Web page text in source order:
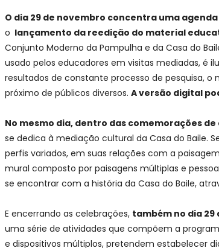
O dia 29 de novembro concentra uma
o lançamento da reedição do material
Conjunto Moderno da Pampulha e da Casa do
usado pelos educadores em visitas mediadas, é
resultados de constante processo de pesquisa,
próximo de públicos diversos. A versão digital
No mesmo dia, dentro das comemorações
se dedica à mediação cultural da Casa do Baile.
perfis variados, em suas relações com a
mural composto por paisagens múltiplas e
se encontrar com a história da Casa do Baile,
E encerrando as celebrações, também no dia
uma série de atividades que compõem a
e dispositivos múltiplos, pretendem estabelecer